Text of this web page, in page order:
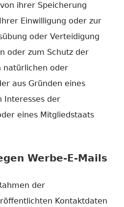
ihrer Speicherung
Einwilligung oder zur
oder Verteidigung
oder zum Schutz der
natürlichen oder
aus Gründen eines
Interesses der
eines Mitgliedstaats
Werbe-E-Mails
der
Kontaktdaten